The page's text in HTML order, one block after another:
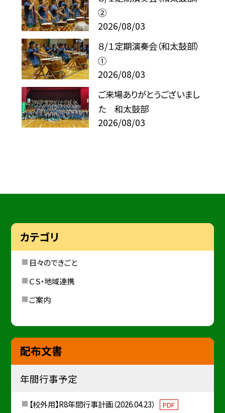
②
2026/08/03
８/１定期演奏会（和太鼓部）
①
2026/08/03
ご来場ありがとうございまし
た 和太鼓部
2026/08/03
カテゴリ
日々のできごと
ＣＳ・地域連携
ご案内
配布文書
年間行事予定
【校外用】R8年間行事計画（2026.04.23） PDF